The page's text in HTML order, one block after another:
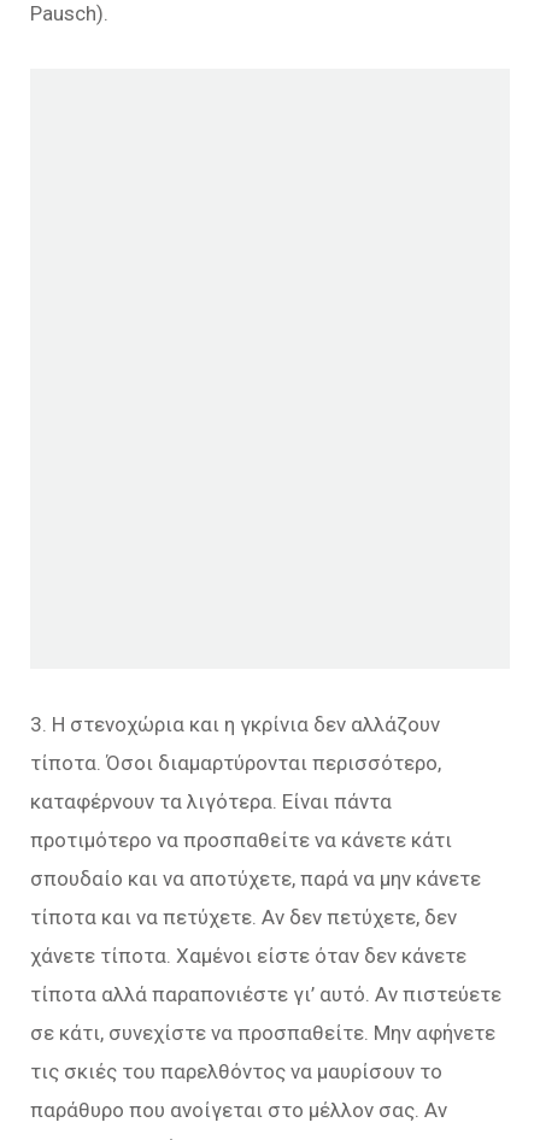
Pausch).
3. Η στενοχώρια και η γκρίνια δεν αλλάζουν
τίποτα. Όσοι διαμαρτύρονται περισσότερο,
καταφέρνουν τα λιγότερα. Είναι πάντα
προτιμότερο να προσπαθείτε να κάνετε κάτι
σπουδαίο και να αποτύχετε, παρά να μην κάνετε
τίποτα και να πετύχετε. Αν δεν πετύχετε, δεν
χάνετε τίποτα. Χαμένοι είστε όταν δεν κάνετε
τίποτα αλλά παραπονιέστε γι’ αυτό. Αν πιστεύετε
σε κάτι, συνεχίστε να προσπαθείτε. Μην αφήνετε
τις σκιές του παρελθόντος να μαυρίσουν το
παράθυρο που ανοίγεται στο μέλλον σας. Αν